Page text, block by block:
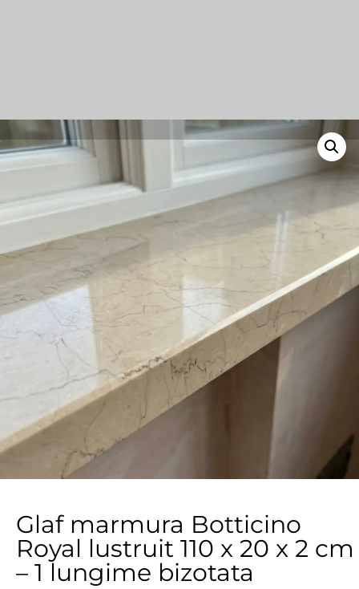
Glaf marmura Botticino
Royal lustruit 110 x 20 x 2 cm
– 1 lungime bizotata